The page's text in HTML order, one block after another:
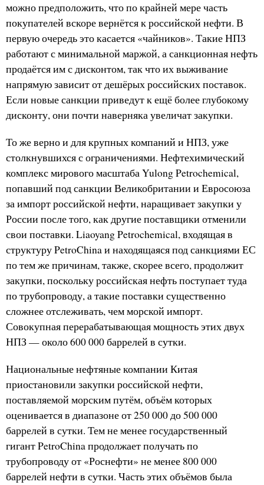
можно предположить, что по крайней мере часть
покупателей вскоре вернётся к российской нефти. В
первую очередь это касается «чайников». Такие НПЗ
работают с минимальной маржой, а санкционная нефть
продаётся им с дисконтом, так что их выживание
напрямую зависит от дешёрых российских поставок.
Если новые санкции приведут к ещё более глубокому
дисконту, они почти наверняка увеличат закупки.
То же верно и для крупных компаний и НПЗ, уже
столкнувшихся с ограничениями. Нефтехимический
комплекс мирового масштаба Yulong Petrochemical,
попавший под санкции Великобритании и Евросоюза
за импорт российской нефти, наращивает закупки у
России после того, как другие поставщики отменили
свои поставки. Liaoyang Petrochemical, входящая в
структуру PetroChina и находящаяся под санкциями ЕС
по тем же причинам, также, скорее всего, продолжит
закупки, поскольку российская нефть поступает туда
по трубопроводу, а такие поставки существенно
сложнее отслеживать, чем морской импорт.
Совокупная перерабатывающая мощность этих двух
НПЗ — около 600 000 баррелей в сутки.
Национальные нефтяные компании Китая
приостановили закупки российской нефти,
поставляемой морским путём, объём которых
оценивается в диапазоне от 250 000 до 500 000
баррелей в сутки. Тем не менее государственный
гигант PetroChina продолжает получать по
трубопроводу от «Роснефти» не менее 800 000
баррелей нефти в сутки. Часть этих объёмов была